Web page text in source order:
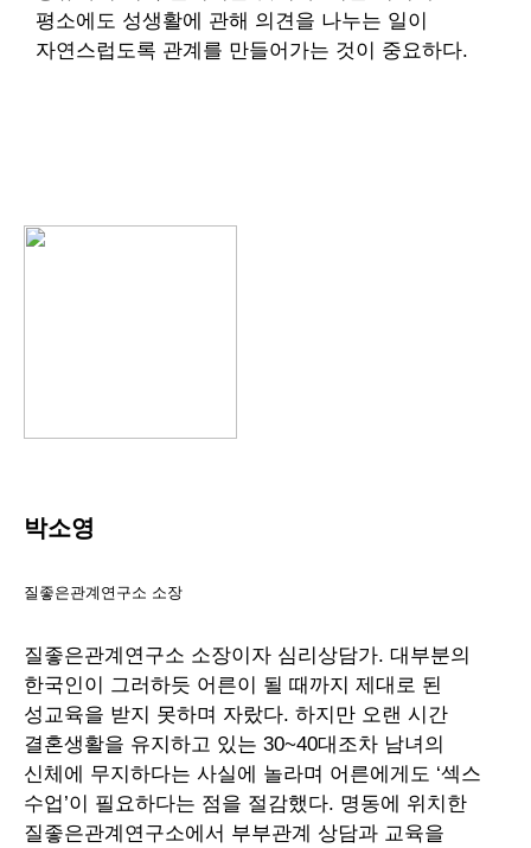
평소에도 성생활에 관해 의견을 나누는 일이
자연스럽도록 관계를 만들어가는 것이 중요하다.
박소영
질좋은관계연구소 소장
질좋은관계연구소 소장이자 심리상담가. 대부분의
한국인이 그러하듯 어른이 될 때까지 제대로 된
성교육을 받지 못하며 자랐다. 하지만 오랜 시간
결혼생활을 유지하고 있는 30~40대조차 남녀의
신체에 무지하다는 사실에 놀라며 어른에게도 ‘섹스
수업’이 필요하다는 점을 절감했다. 명동에 위치한
질좋은관계연구소에서 부부관계 상담과 교육을